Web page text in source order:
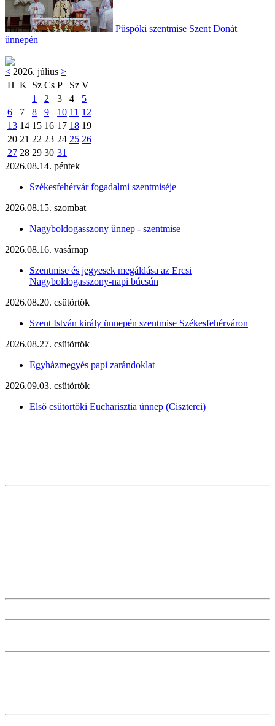
Püspöki szentmise Szent Donát
ünnepén
< 2026. július >
H K Sz Cs P Sz V
1
2 3 4
5
6
7 8 9 10 11 12
13 14 15 16 17 18 19
20 21 22 23 24 25 26
27 28 29 30 31
2026.08.14. péntek
Székesfehérvár fogadalmi szentmiséje
2026.08.15. szombat
Nagyboldogasszony ünnep - szentmise
2026.08.16. vasárnap
Szentmise és jegyesek megáldása az Ercsi
Nagyboldogasszony-napi búcsún
2026.08.20. csütörtök
Szent István király ünnepén szentmise Székesfehérváron
2026.08.27. csütörtök
Egyházmegyés papi zarándoklat
2026.09.03. csütörtök
Első csütörtöki Eucharisztia ünnep (Ciszterci)